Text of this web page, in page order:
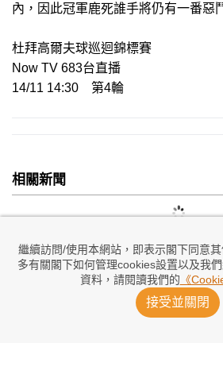
繼續訪問/使用本網站，即表示閣下同意
多有關閣下如何管理cookies設置以及我
資料，請閱讀我們的 《
接受並關閉
內，因此冠軍鹿死誰手將仍有一番惡
杜拜高爾夫球巡迴錦標賽
Now TV 683台直播
14/11 14:30 第4輪
相關新聞